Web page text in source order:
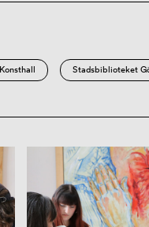
Stadsbiblioteket